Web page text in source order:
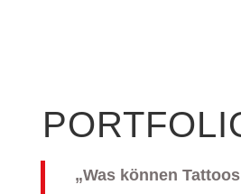
„Was können